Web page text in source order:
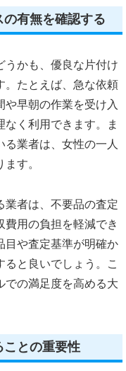
有無を確認する
うかも、優良な片付け
。たとえば、急な依頼
や早朝の作業を受け入
く利用できます。ま
る業者は、女性の一人
す。
業者は、不要品の査定
費用の負担を軽減でき
目や査定基準が明確か
ると良いでしょう。こ
での満足度を高める大
ことの重要性